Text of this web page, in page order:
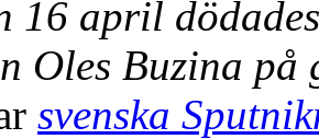
16 april
Oles Buzina på
svenska